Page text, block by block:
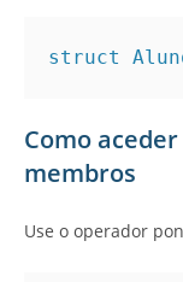
struct
Como
membros
Use o operador